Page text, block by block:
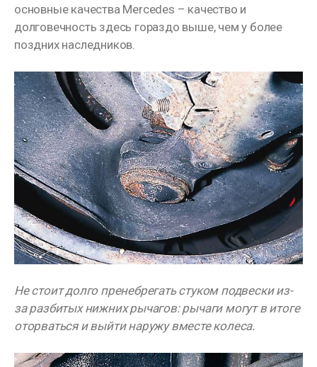
основные качества Mercedes – качество и
долговечность здесь гораздо выше, чем у более
поздних наследников.
Не стоит долго пренебрегать стуком подвески из-
за разбитых нижних рычагов: рычаги могут в итоге
оторваться и выйти наружу вместе колеса.